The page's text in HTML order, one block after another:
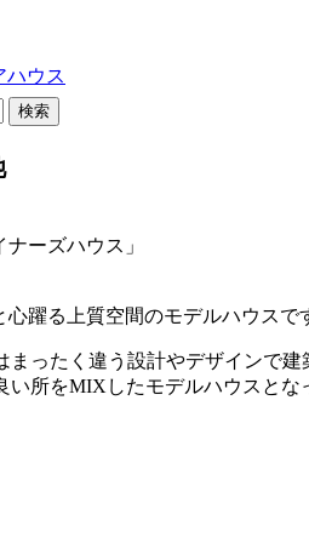
ハウス
検索
躍る上質空間のモデルハウスで
まったく違う設計やデザインで建
い所をMIXしたモデルハウスとな